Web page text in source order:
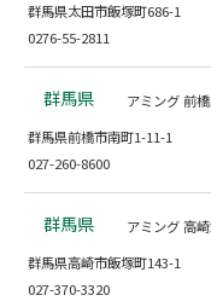
群馬県太田市飯塚町686-1
0276-55-2811
群馬県
アミング 前
群馬県前橋市南町1-11-1
027-260-8600
群馬県
アミング 高
群馬県高崎市飯塚町143-1
027-370-3320